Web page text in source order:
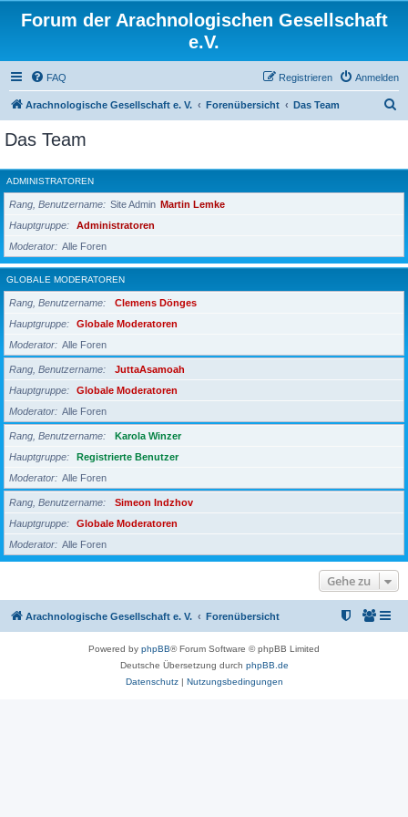
Forum der Arachnologischen Gesellschaft
e.V.
FAQ Anmelden
Registrieren
Arachnologische Gesellschaft e. V. Forenübersicht Das Team
h
e
Das Team
ADMINISTRATOREN
Rang, Benutzername Site Admin Martin Lemke
Hauptgruppe
Administratoren
Moderator
Alle Foren
GLOBALE MODERATOREN
Rang, Benutzername
Clemens Dönges
Hauptgruppe
Globale Moderatoren
Moderator
Alle Foren
Rang, Benutzername
JuttaAsamoah
Hauptgruppe
Globale Moderatoren
Moderator
Alle Foren
Rang, Benutzername
Karola Winzer
Hauptgruppe
Registrierte Benutzer
Moderator
Alle Foren
Rang, Benutzername
Simeon Indzhov
Hauptgruppe
Globale Moderatoren
Moderator
Alle Foren
Gehe zu
Arachnologische Gesellschaft e. V. Forenübersicht
Powered by phpBB® Forum Software © phpBB Limited
Deutsche Übersetzung durch phpBB.de
Datenschutz| Nutzungsbedingungen